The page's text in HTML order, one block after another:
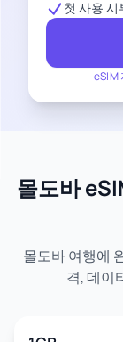
eSIM
첫 사용
몰도바
몰도바 여행에
격, 데이